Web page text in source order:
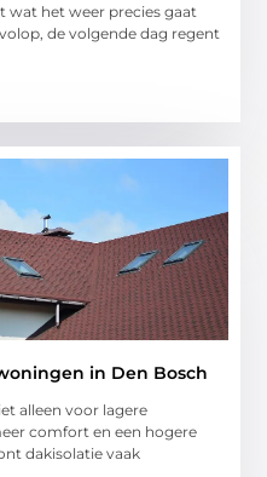
wat het weer precies gaat
de volgende dag regent
in Den Bosch
alleen voor lagere
comfort en een hogere
dakisolatie vaak